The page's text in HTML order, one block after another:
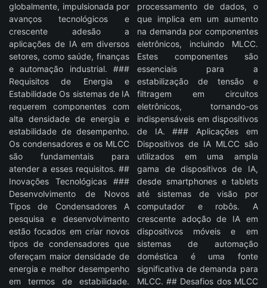
globalmente, impulsionada por
avanços tecnológicos e
crescente adesão a
aplicações de IA em diversos
setores, como saúde, finanças
e automação industrial. ###
Requisitos de Energia e
Estabilidade Os sistemas de IA
requerem componentes com
alta densidade de energia e
estabilidade de desempenho.
Os condensadores e os MLCC
são fundamentais para
atender a esses requisitos. ##
Inovações Tecnológicas ###
Desenvolvimento de Novos
Tipos de Condensadores A
pesquisa e desenvolvimento
estão focados em criar novos
tipos de condensadores que
ofereçam maior densidade de
energia e melhor desempenho
em termos de estabilidade.
processamento de dados, o
que implica em um aumento
na demanda por componentes
eletrônicos, incluindo MLCC.
Estes componentes são
essenciais para a
estabilização de tensão e
filtragem em circuitos
eletrônicos, tornando-os
indispensáveis em dispositivos
de IA. ### Aplicações em
Dispositivos de IA MLCC são
utilizados em uma ampla
gama de dispositivos de IA,
desde smartphones e tablets
até sistemas de visão por
computador e robôs. A
crescente adoção de IA em
dispositivos móveis e em
sistemas de automação
doméstica é uma fonte
significativa de demanda para
MLCC. ## Desafios dos MLCC